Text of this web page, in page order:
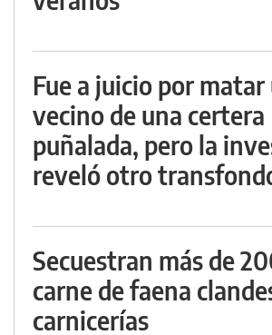
Fue a juicio por matar
vecino de una certera
puñalada, pero la
reveló otro
Secuestran más de
carne de faena
carnicerías